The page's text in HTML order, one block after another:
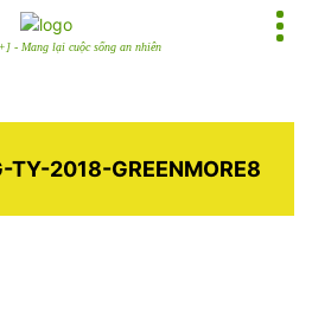
- Mang lại cuộc sống an nhiên
TY-2018-GREENMORE8